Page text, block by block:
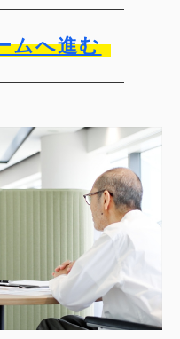
ムへ進む